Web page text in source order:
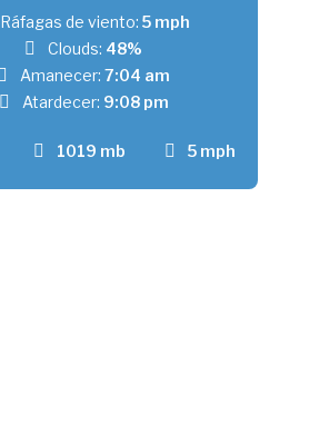
1019 mb 5 mph
Ráfagas de viento: 5 mph
Clouds: 48%
Amanecer: 7:04 am
Atardecer: 9:08 pm